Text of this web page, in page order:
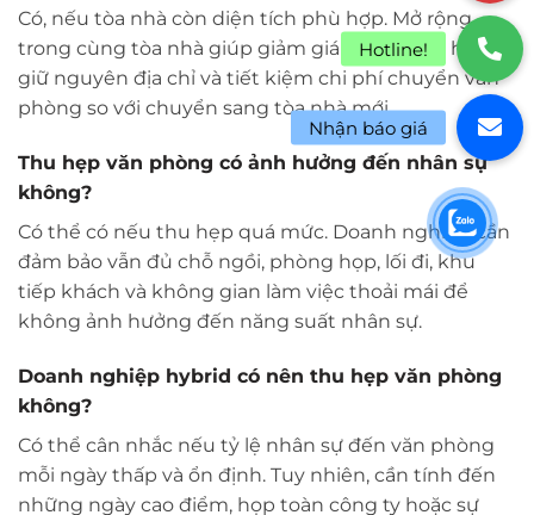
Có, nếu tòa nhà còn diện tích phù hợp. Mở rộng
trong cùng tòa nhà giúp giảm gián đoạn vận hành,
giữ nguyên địa chỉ và tiết kiệm chi phí chuyển văn
phòng so với chuyển sang tòa nhà mới.
Thu hẹp văn phòng có ảnh hưởng đến nhân sự
không?
Có thể có nếu thu hẹp quá mức. Doanh nghiệp cần
đảm bảo vẫn đủ chỗ ngồi, phòng họp, lối đi, khu
tiếp khách và không gian làm việc thoải mái để
không ảnh hưởng đến năng suất nhân sự.
Doanh nghiệp hybrid có nên thu hẹp văn phòng
không?
Có thể cân nhắc nếu tỷ lệ nhân sự đến văn phòng
mỗi ngày thấp và ổn định. Tuy nhiên, cần tính đến
những ngày cao điểm, họp toàn công ty hoặc sự